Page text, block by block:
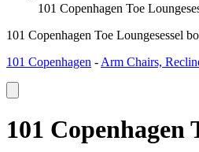
101 Copenhagen Toe
101 Copenhagen Toe Loungesessel
101 Copenhagen - Arm Chairs,
101 Copenhagen